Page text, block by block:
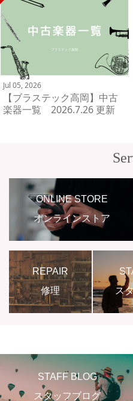
Jul 05, 2026
【ブラステック高岡】中古
楽器一覧 2026.7.26 更新
ONLINE STORE
オンラインストア
REPAIR
修理 ス
STAFF BLOG
スタッフブログ